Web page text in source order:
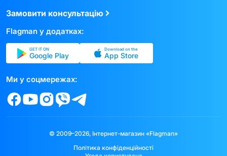
Замовити консультацію
Flagman у додатках:
GET IT ON
Google Play
Download on the
App Store
Ми у соцмережах:
© 2009–2026, Інтернет-магазин «Flagman»
Політика конфіденційності